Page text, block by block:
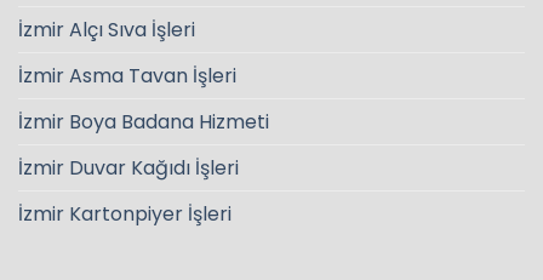
İzmir Alçı Sıva İşleri
İzmir Asma Tavan İşleri
İzmir Boya Badana Hizmeti
İzmir Duvar Kağıdı İşleri
İzmir Kartonpiyer İşleri